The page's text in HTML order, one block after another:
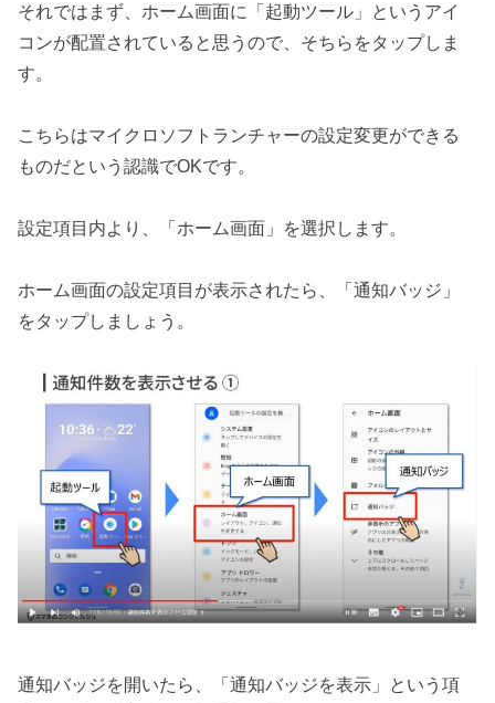
それではまず、ホーム画面に「起動ツール」というアイ
コンが配置されていると思うので、そちらをタップしま
す。
こちらはマイクロソフトランチャーの設定変更ができる
ものだという認識でOKです。
設定項目内より、「ホーム画面」を選択します。
ホーム画面の設定項目が表示されたら、「通知バッジ」
をタップしましょう。
通知バッジを開いたら、「通知バッジを表示」という項